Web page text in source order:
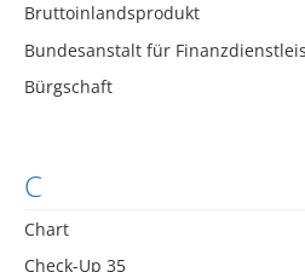
Bruttoinlandsprodukt
Bundesanstalt für
Bürgschaft
C
Chart
Check-Up 35